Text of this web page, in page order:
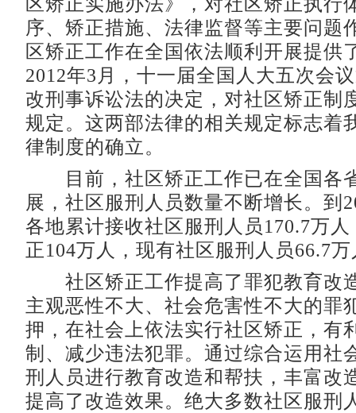
区矫正实施办法》，对社区矫正执行
序、矫正措施、法律监督等主要问题
区矫正工作在全国依法顺利开展提供
2012年3月，十一届全国人大五次会
改刑事诉讼法的决定，对社区矫正制
规定。这两部法律的相关规定标志着
律制度的确立。
目前，社区矫正工作已在全国各
展，社区服刑人员数量不断增长。到
各地累计接收社区服刑人员170.7万
正104万人，现有社区服刑人员66.7
社区矫正工作提高了罪犯教育改
主观恶性不大、社会危害性不大的罪
押，在社会上依法实行社区矫正，有
制、减少违法犯罪。通过综合运用社
刑人员进行教育改造和帮扶，丰富改
提高了改造效果。绝大多数社区服刑